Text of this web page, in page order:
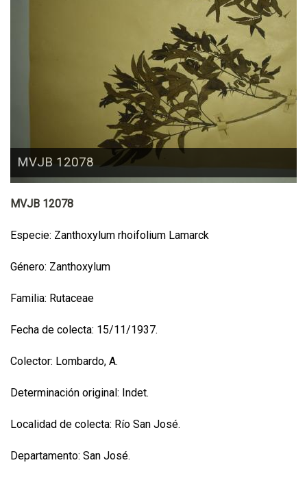
MVJB 12078
MVJB 12078
Especie: Zanthoxylum rhoifolium Lamarck
Género: Zanthoxylum
Familia: Rutaceae
Fecha de colecta: 15/11/1937.
Colector: Lombardo, A.
Determinación original: Indet.
Localidad de colecta: Río San José.
Departamento: San José.